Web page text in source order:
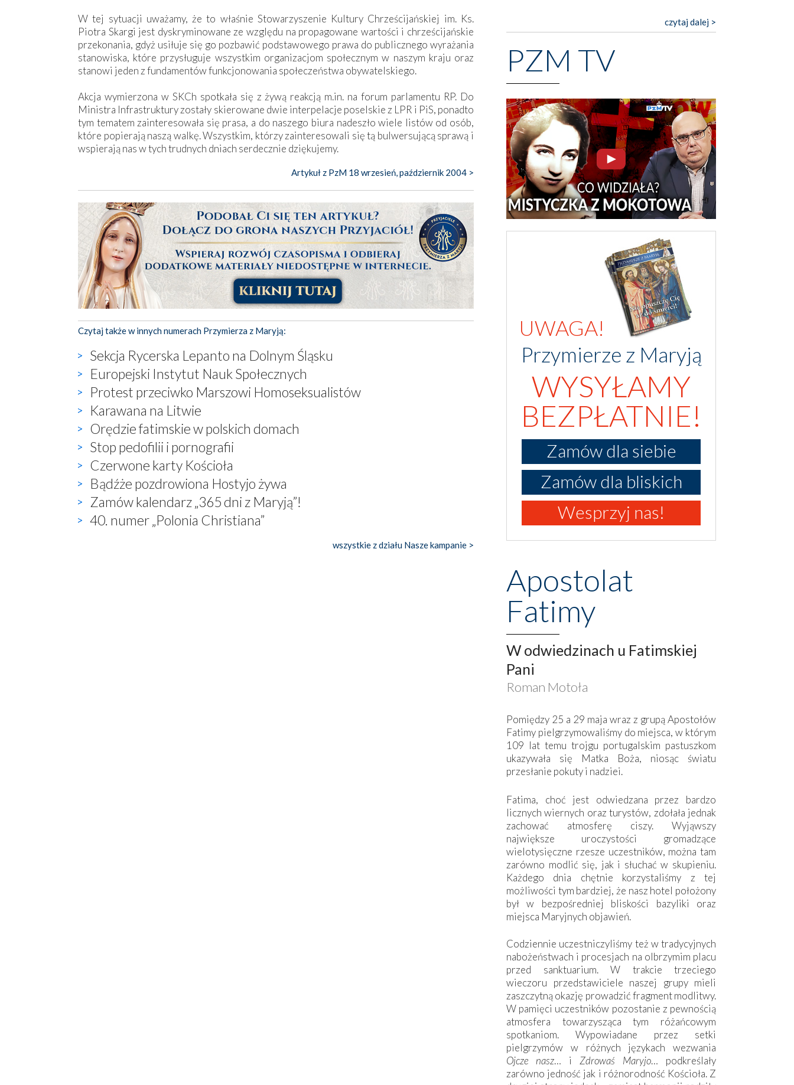
W tej sytuacji uważamy, że to właśnie Stowarzyszenie Kultury Chrześcijańskiej im. Ks.
Piotra Skargi jest dyskryminowane ze względu na propagowane wartości i chrześcijańskie
przekonania, gdyż usiłuje się go pozbawić podstawowego prawa do publicznego wyrażania
stanowiska, które przysługuje wszystkim organizacjom społecznym w naszym kraju oraz
stanowi jeden z fundamentów funkcjonowania społeczeństwa obywatelskiego.
Akcja wymierzona w SKCh spotkała się z żywą reakcją m.in. na forum parlamentu RP. Do
Ministra Infrastruktury zostały skierowane dwie interpelacje poselskie z LPR i PiS, ponadto
tym tematem zainteresowała się prasa, a do naszego biura nadeszło wiele listów od osób,
które popierają naszą walkę. Wszystkim, którzy zainteresowali się tą bulwersującą sprawą i
wspierają nas w tych trudnych dniach serdecznie dziękujemy.
Artykuł z PzM 18 wrzesień, październik 2004 >
Czytaj także w innych numerach Przymierza z Maryją:
Sekcja Rycerska Lepanto na Dolnym Śląsku
Europejski Instytut Nauk Społecznych
Protest przeciwko Marszowi Homoseksualistów
Karawana na Litwie
Orędzie fatimskie w polskich domach
Stop pedofilii i pornografii
Czerwone karty Kościoła
Bądźże pozdrowiona Hostyjo żywa
Zamów kalendarz „365 dni z Maryją”!
40. numer „Polonia Christiana”
wszystkie z działu Nasze kampanie >
czytaj dalej >
PZM TV
UWAGA!
Przymierze z Maryją
WYSYŁAMY
BEZPŁATNIE!
Zamów dla siebie
Zamów dla bliskich
Wesprzyj nas!
Apostolat
Fatimy
W odwiedzinach u Fatimskiej
Pani
Roman Motoła
Pomiędzy 25 a 29 maja wraz z grupą Apostołów
Fatimy pielgrzymowaliśmy do miejsca, w którym
109 lat temu trojgu portugalskim pastuszkom
ukazywała się Matka Boża, niosąc światu
przesłanie pokuty i nadziei.
Fatima, choć jest odwiedzana przez bardzo
licznych wiernych oraz turystów, zdołała jednak
zachować atmosferę ciszy. Wyjąwszy
największe uroczystości gromadzące
wielotysięczne rzesze uczestników, można tam
zarówno modlić się, jak i słuchać w skupieniu.
Każdego dnia chętnie korzystaliśmy z tej
możliwości tym bardziej, że nasz hotel położony
był w bezpośredniej bliskości bazyliki oraz
miejsca Maryjnych objawień.
Codziennie uczestniczyliśmy też w tradycyjnych
nabożeństwach i procesjach na olbrzymim placu
przed sanktuarium. W trakcie trzeciego
wieczoru przedstawiciele naszej grupy mieli
zaszczytną okazję prowadzić fragment modlitwy.
W pamięci uczestników pozostanie z pewnością
atmosfera towarzysząca tym różańcowym
spotkaniom. Wypowiadane przez setki
pielgrzymów w różnych językach wezwania
Ojcze nasz… i Zdrowaś Maryjo… podkreślały
zarówno jedność jak i różnorodność Kościoła. Z